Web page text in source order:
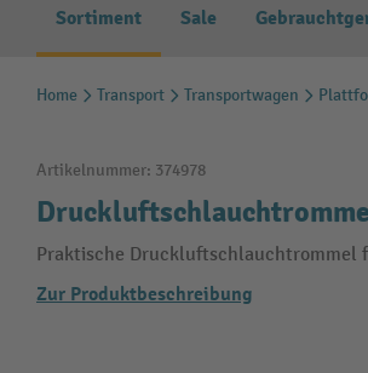
Sortiment Sale
Home Transport Transportwagen
Artikelnummer: 374978
Praktische Druckluftschlauchtrommel
Zur Produktbeschreibung